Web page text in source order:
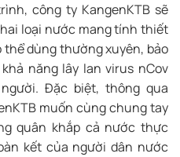
công ty KangenKTB sẽ
loại nước mang tính thiết
dùng thường xuyên, bảo
năng lây lan virus nCov
Đặc biệt, thông qua
muốn cùng chung tay
quân khắp cả nước thực
kết của người dân nước